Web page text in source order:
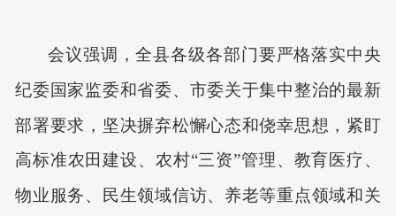
会议强调，全县各级各部门要严格落实中央
纪委国家监委和省委、市委关于集中整治的最新
部署要求，坚决摒弃松懈心态和侥幸思想，紧盯
高标准农田建设、农村“三资”管理、教育医疗、
物业服务、民生领域信访、养老等重点领域和关